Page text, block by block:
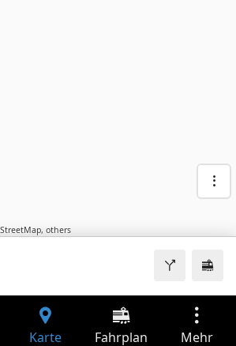
, others
Karte Fahrplan Mehr